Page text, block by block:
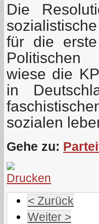
Die
für die
Politischen
wiese die
in
sozialen
Gehe zu:
< Zurück
Weiter >